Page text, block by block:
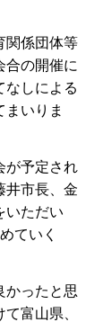
関係団体等
合の開催に
なしによる
いりま
が予定され
井市長、金
いただい
ていく
かったと思
富山県、